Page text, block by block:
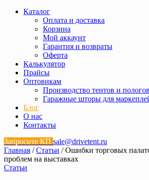
Каталог
Оплата и доставка
Корзина
Мой аккаунт
Гарантия и возвраты
Оферта
Калькулятор
Прайсы
Оптовикам
Производство тентов и пологов
Гаражные шторы для
Блог
О нас
Контакты
Запросите КП sale@drivetent.ru
Главная /Статьи / Ошибки торговых
проблем на выставках
Статьи